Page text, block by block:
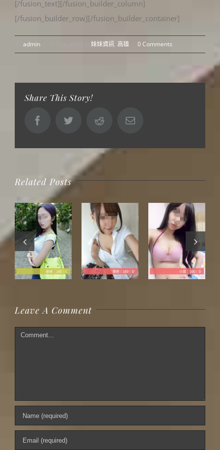
[/fusion_text][/fusion_builder_column]
[/fusion_builder_row][/fusion_builder_container]
admin 妹妹資訊 高雄 0 Comments
Share This Story!
FacebookTwitter Reddit Email
Related Posts
⤀ 桃園叫
小姐2 ♥♥
⤀台中叫
小姐2 ♥♥
⤀台南叫
小姐 ♥♥
Leave A Comment
Comment